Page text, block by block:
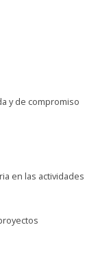
y de compromiso
en las actividades